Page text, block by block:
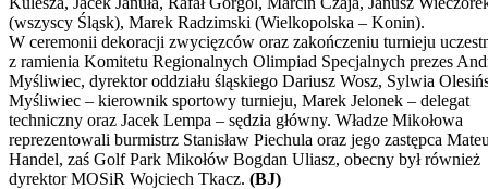
(wszyscy Śląsk), Marek Radzimski (Wielkopolska – Konin).
W ceremonii dekoracji zwycięzców oraz zakończeniu turnieju
z ramienia Komitetu Regionalnych Olimpiad Specjalnych prezes
Myśliwiec, dyrektor oddziału śląskiego Dariusz Wosz, Sylwia
Myśliwiec – kierownik sportowy turnieju, Marek Jelonek – delegat
techniczny oraz Jacek Lempa – sędzia główny. Władze Mikołowa
reprezentowali burmistrz Stanisław Piechula oraz jego zastępca
Handel, zaś Golf Park Mikołów Bogdan Uliasz, obecny był również
dyrektor MOSiR Wojciech Tkacz. (BJ)